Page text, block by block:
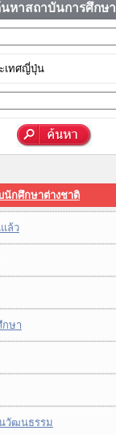
หาสถาบันการศึกษา
เทศญี่ปุ่น
นักศึกษาต่างชาติ
ล้ว
ษา
วัฒนธรรม